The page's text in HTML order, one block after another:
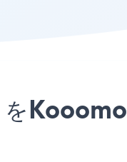
Kooomo